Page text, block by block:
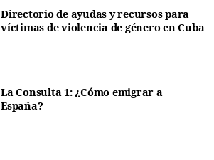
Directorio de ayudas y recursos para
víctimas de violencia de género en Cuba
La Consulta 1: ¿Cómo emigrar a
España?